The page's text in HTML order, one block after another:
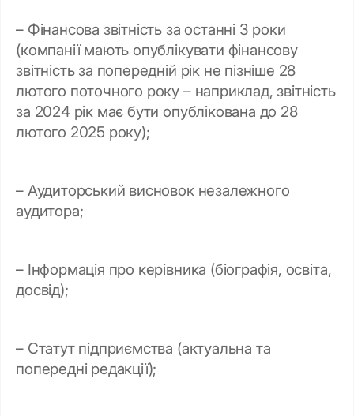
– Фінансова звітність за останні 3 роки
(компанії мають опублікувати фінансову
звітність за попередній рік не пізніше 28
лютого поточного року – наприклад, звітність
за 2024 рік має бути опублікована до 28
лютого 2025 року);
– Аудиторський висновок незалежного
аудитора;
– Інформація про керівника (біографія, освіта,
досвід);
– Статут підприємства (актуальна та
попередні редакції);